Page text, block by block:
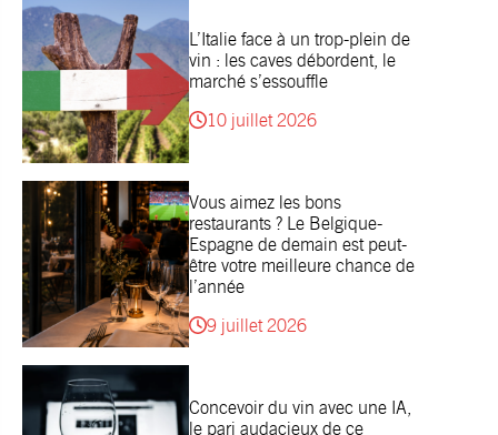
L’Italie face à un trop-plein de
vin : les caves débordent, le
marché s’essouffle
10 juillet 2026
Vous aimez les bons
restaurants ? Le Belgique-
Espagne de demain est peut-
être votre meilleure chance de
l’année
9 juillet 2026
Concevoir du vin avec une IA,
le pari audacieux de ce